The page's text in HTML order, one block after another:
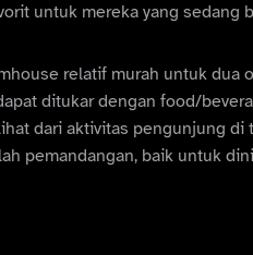
untuk mereka yang sedang
relatif murah untuk dua
ditukar dengan food/
dari aktivitas pengunjung
pemandangan, baik untuk